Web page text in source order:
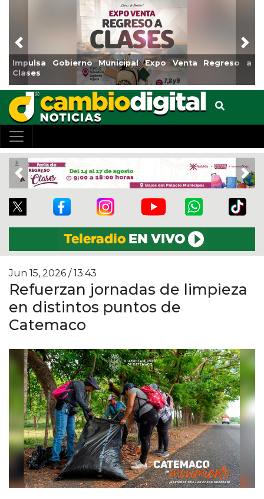
Impulsa Gobierno Municipal Expo Venta Regreso a
Clases
Previous
Previous
Jun 15, 2026 / 13:43
Refuerzan jornadas de limpieza
en distintos puntos de
Catemaco